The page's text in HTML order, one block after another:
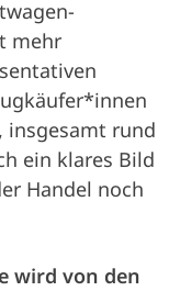
mehr
insgesamt rund
ein klares Bild
Handel noch
wird von den